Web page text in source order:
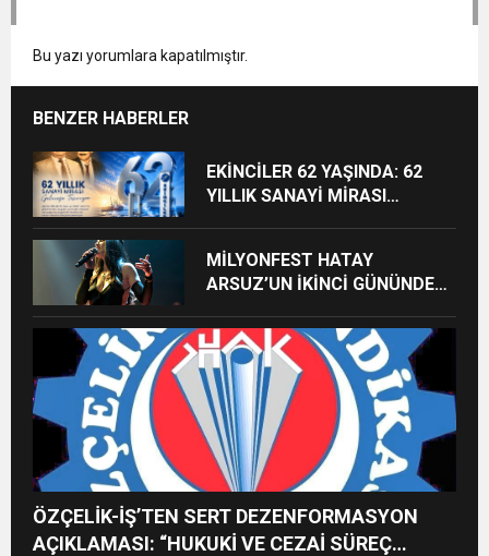
Bu yazı yorumlara kapatılmıştır.
BENZER HABERLER
EKİNCİLER 62 YAŞINDA: 62
YILLIK SANAYİ MİRASI
MİLYONFEST HATAY
ARSUZ’UN İKİNCİ GÜNÜNDE
ALACAK
ÖZÇELİK-İŞ’TEN SERT DEZENFORMASYON
AÇIKLAMASI: “HUKUKİ VE CEZAİ SÜREÇ